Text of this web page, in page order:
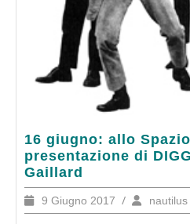
16 giugno: allo
presentazione di
Gaillard
16
giugno:
allo
Spaziobianco
di 9 Giugno 2017
Giugno
/ nautilus